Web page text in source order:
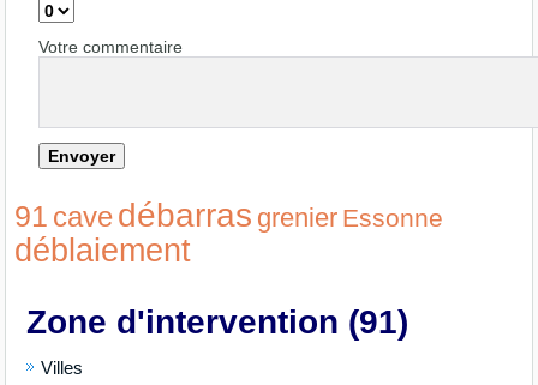
Votre commentaire
91 cavedébarras grenier Essonne
déblaiement
Zone d'intervention (91)
Villes